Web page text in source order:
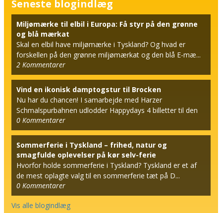
Seneste blogindlæg
Miljømærke til elbil i Europa: Få styr på den grønne
og blå mærkat
Skal en elbil have miljømærke i Tyskland? Og hvad er
forskellen på den grønne miljømærkat og den blå E-mæ...
2 Kommentarer
Vind en ikonisk damptogstur til Brocken
Nu har du chancen! I samarbejde med Harzer
Schmalspurbahnen udlodder Happydays 4 billetter til den
berømt...
0 Kommentarer
Sommerferie i Tyskland – frihed, natur og
smagfulde oplevelser på kør selv-ferie
Hvorfor holde sommerferie i Tyskland? Tyskland er et af
de mest oplagte valg til en sommerferie tæt på D...
0 Kommentarer
Vis alle blogindlæg